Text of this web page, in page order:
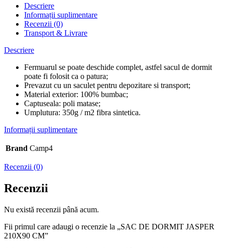
Descriere
Informații suplimentare
Recenzii (0)
Transport & Livrare
Descriere
Fermuarul se poate deschide complet, astfel sacul de dormit
poate fi folosit ca o patura;
Prevazut cu un saculet pentru depozitare si transport;
Material exterior: 100% bumbac;
Captuseala: poli matase;
Umplutura: 350g / m2 fibra sintetica.
Informații suplimentare
Brand Camp4
Recenzii (0)
Recenzii
Nu există recenzii până acum.
Fii primul care adaugi o recenzie la „SAC DE DORMIT JASPER
210X90 CM”